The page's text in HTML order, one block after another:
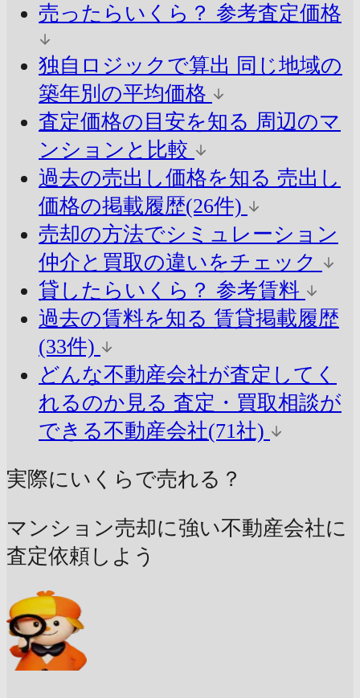
売ったらいくら？ 参考査定価格
独自ロジックで算出 同じ地域の
築年別の平均価格
査定価格の目安を知る 周辺のマ
ンションと比較
過去の売出し価格を知る 売出し
価格の掲載履歴(26件)
売却の方法でシミュレーション
仲介と買取の違いをチェック
貸したらいくら？ 参考賃料
過去の賃料を知る 賃貸掲載履歴
(33件)
どんな不動産会社が査定してく
れるのか見る 査定・買取相談が
できる不動産会社(71社)
実際にいくらで売れる？
マンション売却に強い不動産会社に
査定依頼しよう